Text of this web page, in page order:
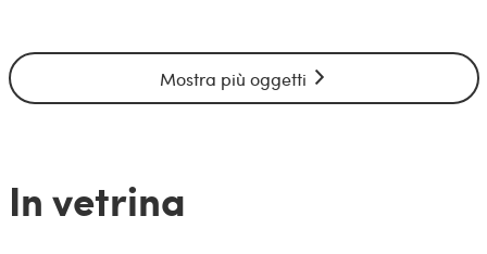
Mostra più oggetti
In vetrina